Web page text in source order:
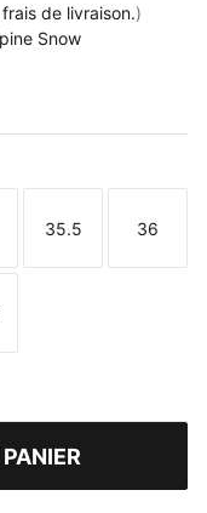
frais de livraison.)
Snow
Snow
Taille
35.5
Taille
36